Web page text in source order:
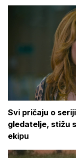
Svi pričaju o
gledatelje, stižu
ekipu